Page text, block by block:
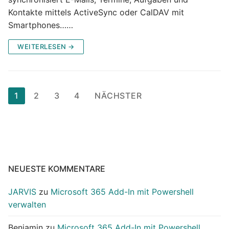
Kontakte mittels ActiveSync oder CalDAV mit
Smartphones……
WEITERLESEN →
Seitennummerierung
der
1 2 3 4 NÄCHSTER
NEUESTE KOMMENTARE
JARVIS zu Microsoft 365 Add-In mit Powershell
verwalten